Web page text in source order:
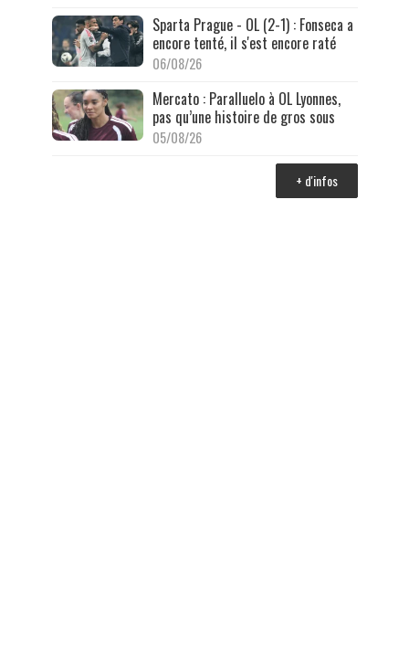
Sparta Prague - OL (2-1) : Fonseca a
encore tenté, il s'est encore raté
06/08/26
Mercato : Paralluelo à OL Lyonnes,
pas qu’une histoire de gros sous
05/08/26
+ d'infos